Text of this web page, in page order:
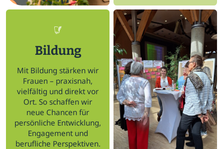
Bildung
Mit Bildung stärken wir
Frauen – praxisnah,
vielfältig und direkt vor
Ort. So schaffen wir
neue Chancen für
persönliche Entwicklung,
Engagement und
berufliche Perspektiven.